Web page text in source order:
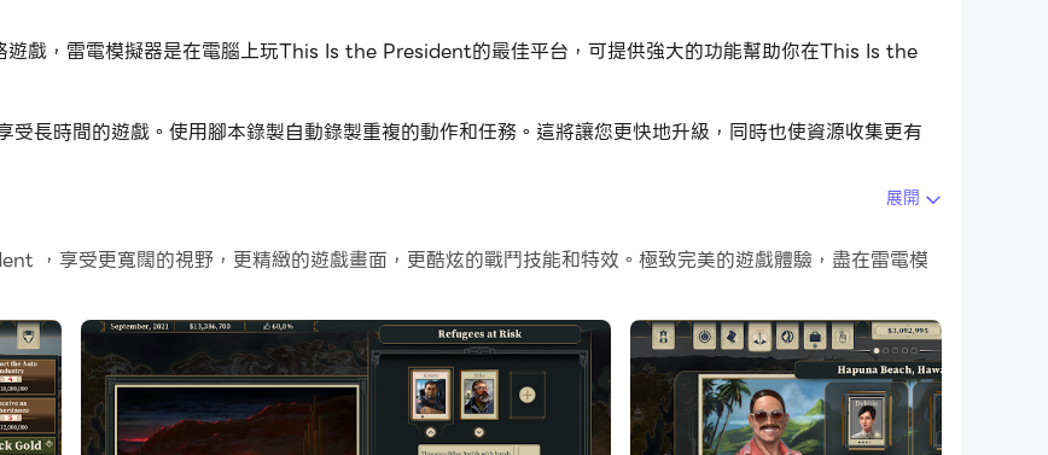
戲，雷電模擬器是在電腦上玩This Is the President的最佳平台，可提供強大的功能幫助你在This Is the
長時間的遊戲。使用腳本錄製自動錄製重複的動作和任務。這將讓您更快地升級，同時也使資源收集更有
集指令功能非常有用。一鍵式操作執行可以讓你快速完成殺戮！
以玩主帳戶的同時執行替代帳戶進行成長和升級。現在就開始在電腦上下載和玩This Is the President吧！
既然你已經買下……等等，是「贏得」了 2020 年的選舉，你的終極目標就是批准第 28 條修正案，為自己
攤子。有些人甚至會把這些煩心事稱為「總統職務」。
展開
，享受更寬闊的視野，更精緻的遊戲畫面，更酷炫的戰鬥技能和特效。極致完美的遊戲體驗，盡在雷電模